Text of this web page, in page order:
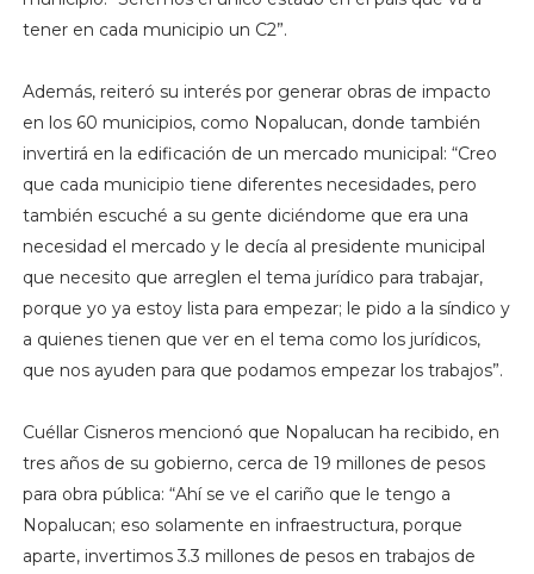
tener en cada municipio un C2”.
Además, reiteró su interés por generar obras de impacto
en los 60 municipios, como Nopalucan, donde también
invertirá en la edificación de un mercado municipal: “Creo
que cada municipio tiene diferentes necesidades, pero
también escuché a su gente diciéndome que era una
necesidad el mercado y le decía al presidente municipal
que necesito que arreglen el tema jurídico para trabajar,
porque yo ya estoy lista para empezar; le pido a la síndico y
a quienes tienen que ver en el tema como los jurídicos,
que nos ayuden para que podamos empezar los trabajos”.
Cuéllar Cisneros mencionó que Nopalucan ha recibido, en
tres años de su gobierno, cerca de 19 millones de pesos
para obra pública: “Ahí se ve el cariño que le tengo a
Nopalucan; eso solamente en infraestructura, porque
aparte, invertimos 3.3 millones de pesos en trabajos de